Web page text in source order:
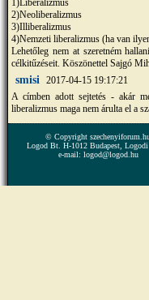
1)Liberalizmus
2)Neoliberalizmus
3)Illiberalizmus
4)Nemzeti liberalizmus (ha van
Lehetőleg nem at szeretném
célkitűzéseit. Köszönettel Sajgó
smisi 2017-04-15 19:17:21
A címben adott sejtetés - akár
liberalizmus maga nem árulta el a
© Copyright
Logod Bt. H-1012 Budapest, Logodi
e-mail: logod@logod.hu